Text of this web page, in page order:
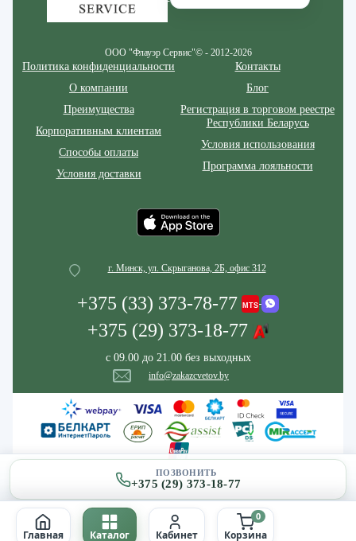
ПОЗВОНИТЬ
+375 (29) 373-18-77
Главная Каталог Кабинет Корзина
0
ООО "Флауэр Сервис"© - 2012-2026
Политика конфиденциальности
О компании
Преимущества
Корпоративным клиентам
Способы оплаты
Условия доставки
Контакты
Блог
Регистрация в торговом реестре
Республики Беларусь
Условия использования
Программа лояльности
г. Минск, ул. Скрыганова, 2Б, офис 312
+375 (33) 373-78-77
+375 (29) 373-18-77
с 09.00 до 21.00 без выходных
info@zakazcvetov.by